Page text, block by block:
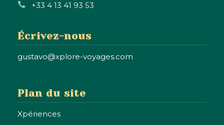
+33 4 13 41 93 53
Écrivez-nous
gustavo@xplore-voyages.com
Plan du site
Xpériences